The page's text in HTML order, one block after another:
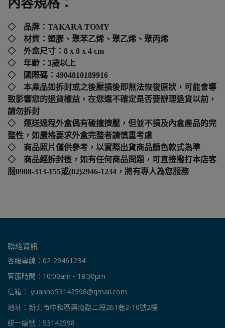
內容規格：
◇ 品牌： TAKARA TOMY
◇ 材質：塑膠、聚苯乙烯、聚乙烯、聚丙烯
◇ 外盒尺寸：8 x 8 x 4 cm
◇ 年齡：3歲以上
◇ 國際碼： 4904810189916
◇ 本產品如拆封或之後壓損後即無法恢復原狀，可能會導
致影響您的退貨權益，在您還不確定是否要辦理退貨以前，
請勿拆封
◇ 運送過程外盒偶有碰撞擠壓，但並不損及內盒產品的完
整性，如嚴格要求外盒完整者請慎重考慮
◇ 商品照片僅供參考，以實際出貨商品顏色款式為準
◇ 商品經拆封後，如有任何商品問題，可直接撥打本店客
服0908-313-155或(02)2946-1234，將有專人為您服務
聯絡資訊
客服專線：02-29461234
客服時間：10:00am - 18:30pm
信箱： yuanho53142598@gmail.com
地址：新北市中和區興南路二段261巷2-10號2樓
統一編號：53142598